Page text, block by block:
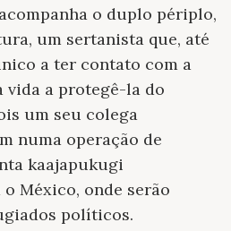
o duplo périplo,
um sertanista que, até
a ter contato com a
vida a protegê-la do
um seu colega
numa operação de
kaajapukugi
México, onde serão
políticos.